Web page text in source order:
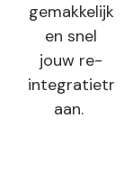
gemakkelijk
en snel
jouw re-
aan.